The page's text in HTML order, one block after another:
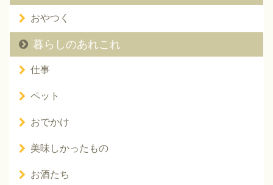
おやつく
暮らしのあれこれ
仕事
ペット
おでかけ
美味しかったもの
お酒たち